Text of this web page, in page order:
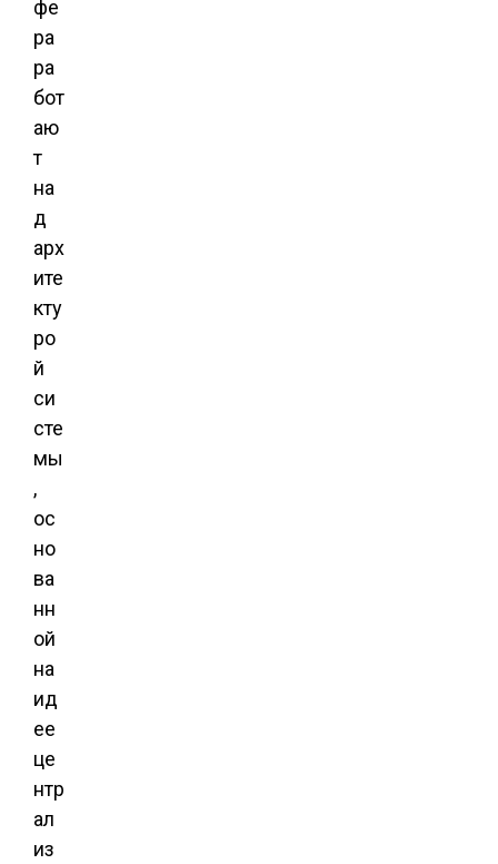
фе
ра
ра
бот
аю
т
на
д
арх
ите
кту
ро
й
си
сте
мы
,
ос
но
ва
нн
ой
на
ид
ее
це
нтр
ал
из